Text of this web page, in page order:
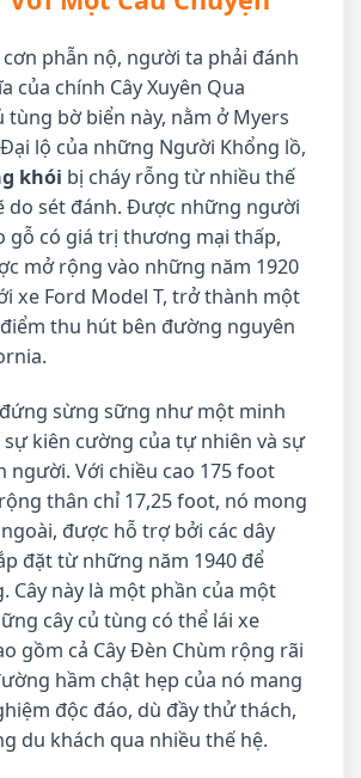
phẫn nộ, người ta phải đánh
của chính Cây Xuyên Qua
tùng bờ biển này, nằm ở Myers
lộ của những Người Khổng lồ,
khói bị cháy rỗng từ nhiều thế
do sét đánh. Được những người
gỗ có giá trị thương mại thấp,
mở rộng vào những năm 1920
xe Ford Model T, trở thành một
thu hút bên đường nguyên
sừng sững như một minh
kiên cường của tự nhiên và sự
người. Với chiều cao 175 foot
thân chỉ 17,25 foot, nó mong
được hỗ trợ bởi các dây
đặt từ những năm 1940 để
Cây này là một phần của một
cây củ tùng có thể lái xe
gồm cả Cây Đèn Chùm rộng rãi
hầm chật hẹp của nó mang
độc đáo, dù đầy thử thách,
du khách qua nhiều thế hệ.